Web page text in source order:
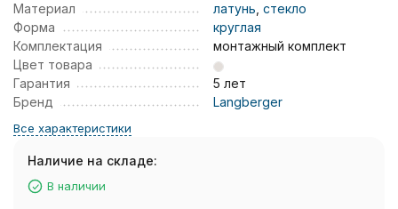
Материал
латунь стекло
Форма
круглая
Комплектация
монтажный комплект
Цвет товара
Гарантия
5 лет
Бренд
Langberger
Все характеристики
Наличие на складе:
В наличии